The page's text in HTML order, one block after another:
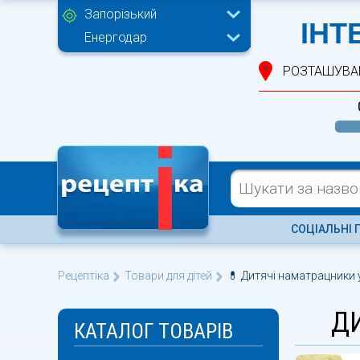
Запорізький
Енергодар
СОЦІАЛЬНІ
Рецептіка Товари для дітей 💊 Дитячі наматрацники
КАТАЛОГ ТОВАРІВ